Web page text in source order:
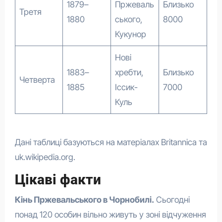
Третя
1879–
1880
Пржеваль
ського,
Кукунор
Близько
8000
Четверта
1883–
1885
Нові
хребти,
Іссик-
Куль
Близько
7000
Дані таблиці базуються на матеріалах Britannica та
uk.wikipedia.org.
Цікаві факти
Кінь Пржевальського в Чорнобилі. Сьогодні
понад 120 особин вільно живуть у зоні відчуження